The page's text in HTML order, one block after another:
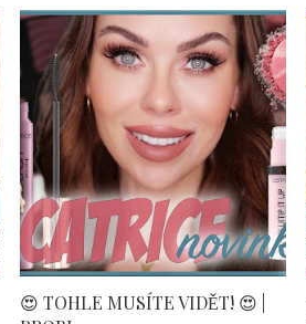
😍 TOHLE MUSÍTE VIDĚT! 😍 |